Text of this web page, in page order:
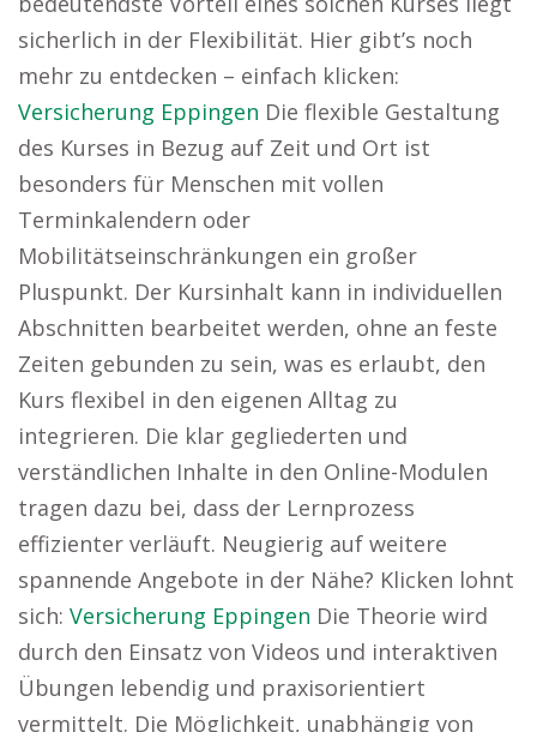
sicherlich in der Flexibilität. Hier gibt’s noch
mehr zu entdecken – einfach klicken:
Versicherung Eppingen Die flexible Gestaltung
des Kurses in Bezug auf Zeit und Ort ist
besonders für Menschen mit vollen
Terminkalendern oder
Mobilitätseinschränkungen ein großer
Pluspunkt. Der Kursinhalt kann in individuellen
Abschnitten bearbeitet werden, ohne an feste
Zeiten gebunden zu sein, was es erlaubt, den
Kurs flexibel in den eigenen Alltag zu
integrieren. Die klar gegliederten und
verständlichen Inhalte in den Online-Modulen
tragen dazu bei, dass der Lernprozess
effizienter verläuft. Neugierig auf weitere
spannende Angebote in der Nähe? Klicken lohnt
sich: Versicherung Eppingen Die Theorie wird
durch den Einsatz von Videos und interaktiven
Übungen lebendig und praxisorientiert
vermittelt. Die Möglichkeit, unabhängig von